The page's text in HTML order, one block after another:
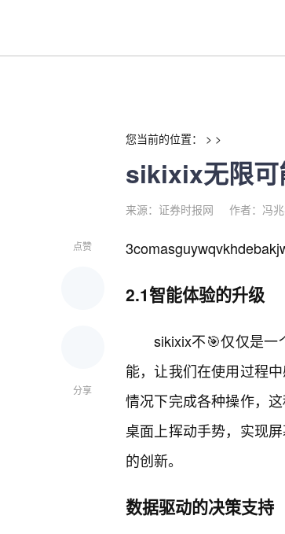
您当前的位置： > >
sikixix无限可
来源：证券时报网 作者：冯
点赞
分享
2.1智能体验的升级
sikixix不🎯仅仅是
能，让我们在使用过程
情况下完成各种操作，
桌面上挥动手势，实现
的创新。
数据驱动的决策支持